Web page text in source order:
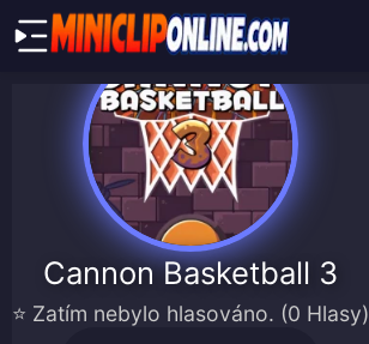
Cannon Basketball 3
⭐ Zatím nebylo hlasováno. (0 Hlasy)